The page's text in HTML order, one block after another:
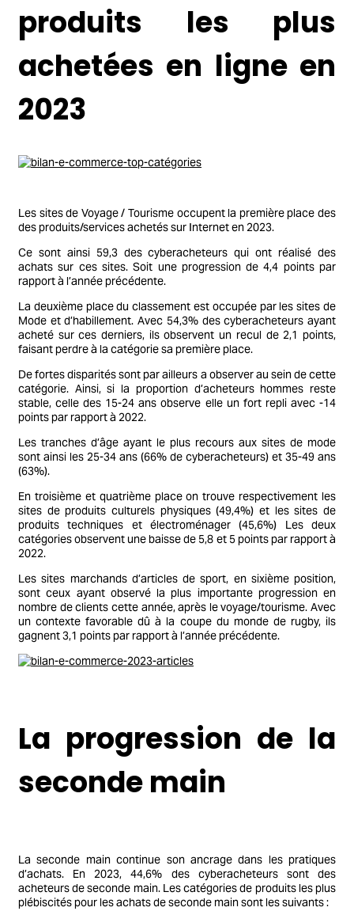
produits les plus
achetées en ligne en
2023
Les sites de Voyage / Tourisme occupent la première place des
des produits/services achetés sur Internet en 2023.
Ce sont ainsi 59,3 des cyberacheteurs qui ont réalisé des
achats sur ces sites. Soit une progression de 4,4 points par
rapport à l’année précédente.
La deuxième place du classement est occupée par les sites de
Mode et d’habillement. Avec 54,3% des cyberacheteurs ayant
acheté sur ces derniers, ils observent un recul de 2,1 points,
faisant perdre à la catégorie sa première place.
De fortes disparités sont par ailleurs a observer au sein de cette
catégorie. Ainsi, si la proportion d’acheteurs hommes reste
stable, celle des 15-24 ans observe elle un fort repli avec -14
points par rapport à 2022.
Les tranches d’âge ayant le plus recours aux sites de mode
sont ainsi les 25-34 ans (66% de cyberacheteurs) et 35-49 ans
(63%).
En troisième et quatrième place on trouve respectivement les
sites de produits culturels physiques (49,4%) et les sites de
produits techniques et électroménager (45,6%) Les deux
catégories observent une baisse de 5,8 et 5 points par rapport à
2022.
Les sites marchands d’articles de sport, en sixième position,
sont ceux ayant observé la plus importante progression en
nombre de clients cette année, après le voyage/tourisme. Avec
un contexte favorable dû à la coupe du monde de rugby, ils
gagnent 3,1 points par rapport à l’année précédente.
La progression de la
seconde main
La seconde main continue son ancrage dans les pratiques
d’achats. En 2023, 44,6% des cyberacheteurs sont des
acheteurs de seconde main. Les catégories de produits les plus
plébiscités pour les achats de seconde main sont les suivants :